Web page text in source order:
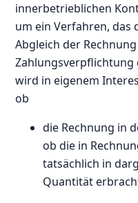
innerbetrieblichen
um ein Verfahren, das
Abgleich der
wird in eigenem
ob
die Rechnung in
ob die in
tatsächlich in
Quantität